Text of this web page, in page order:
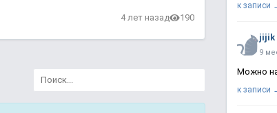
4 лет назад 190
к записи
jijik
9
Можно
к записи